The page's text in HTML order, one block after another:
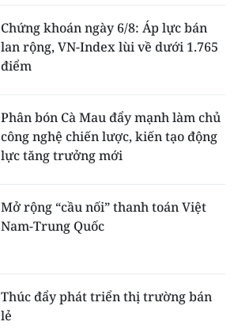
Chứng khoán ngày 6/8: Áp lực bán
lan rộng, VN-Index lùi về dưới 1.765
điểm
Phân bón Cà Mau đẩy mạnh làm chủ
công nghệ chiến lược, kiến tạo động
lực tăng trưởng mới
Mở rộng “cầu nối” thanh toán Việt
Nam-Trung Quốc
Thúc đẩy phát triển thị trường bán
lẻ